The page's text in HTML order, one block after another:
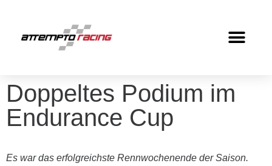
Doppeltes Podium im
Endurance Cup
Es war das erfolgreichste Rennwochenende der Saison.